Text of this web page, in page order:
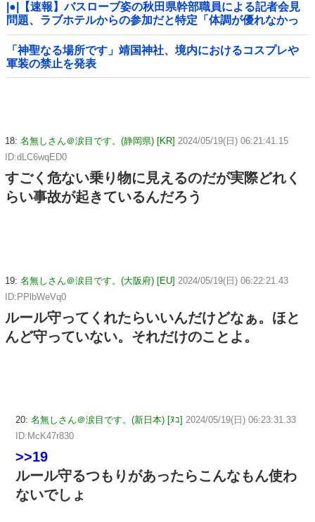
|●|【速報】バスローブ姿の秋田県幹部職員による記者会見
問題、ラブホテルからの参加だと特定「体調が優れなかっ
たため...」とは何だったのか
「神聖なる場所です」靖国神社、境内におけるコスプレや
軍装の禁止を発表
18: 名無しさん＠涙目です。(静岡県) [KR] 2024/05/19(日) 06:21:41.15
ID:dLC6wqED0
すごく危ない乗り物に見えるのだが実際どれく
らい事故が起きているんだろう
19: 名無しさん＠涙目です。(大阪府) [EU] 2024/05/19(日) 06:22:21.43
ID:PPlbWeVq0
ルール守ってくれたらいいんだけどなぁ。ほと
んど守っていない。それだけのことよ。
20: 名無しさん＠涙目です。(新日本) [ﾇｺ] 2024/05/19(日) 06:23:31.33
ID:McK47r830
>>19
ルール守るつもりがあったらこんなもん使わ
ないでしょ